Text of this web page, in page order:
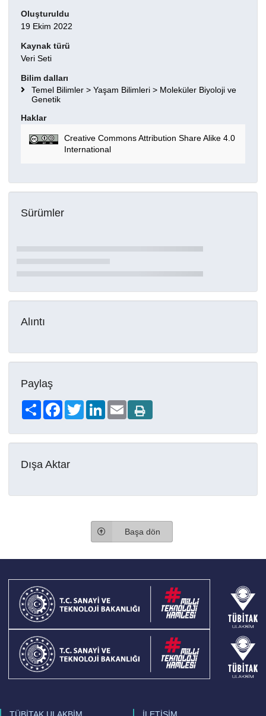
Oluşturuldu
19 Ekim 2022
Kaynak türü
Veri Seti
Bilim dalları
Temel Bilimler > Yaşam Bilimleri > Moleküler Biyoloji ve
Genetik
Haklar
Creative Commons Attribution Share Alike 4.0
International
Sürümler
Alıntı
Paylaş
Share FacebookTwitterLinkedIn
Email
Dışa Aktar
Başa dön